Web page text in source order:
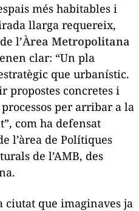
més habitables i
llarga requereix,
l’Àrea Metropolitana
clar: “Un pla
que urbanístic.
propostes concretes i
per arribar a la
com ha defensat
l’àrea de Polítiques
de l’AMB, des
ciutat que imaginaves ja